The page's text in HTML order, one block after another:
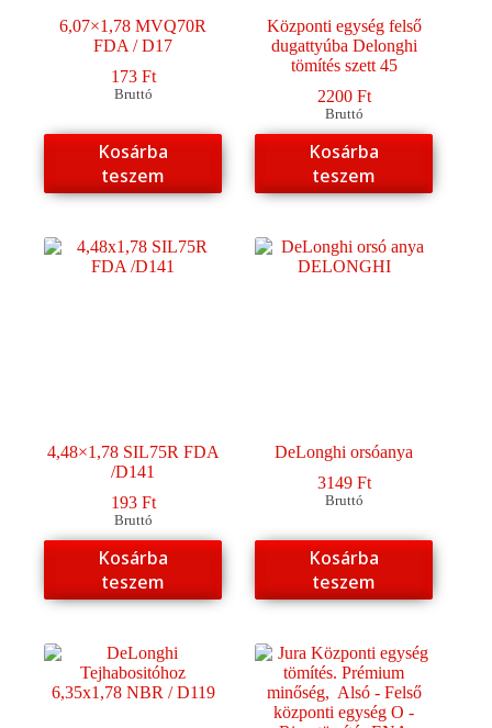
6,07×1,78 MVQ70R
FDA / D17
173 Ft
Bruttó
Kosárba
teszem
Központi egység felső
dugattyúba Delonghi
tömítés szett 45
2200 Ft
Bruttó
Kosárba
teszem
4,48×1,78 SIL75R FDA
/D141
193 Ft
Bruttó
Kosárba
teszem
DeLonghi orsóanya
3149 Ft
Bruttó
Kosárba
teszem